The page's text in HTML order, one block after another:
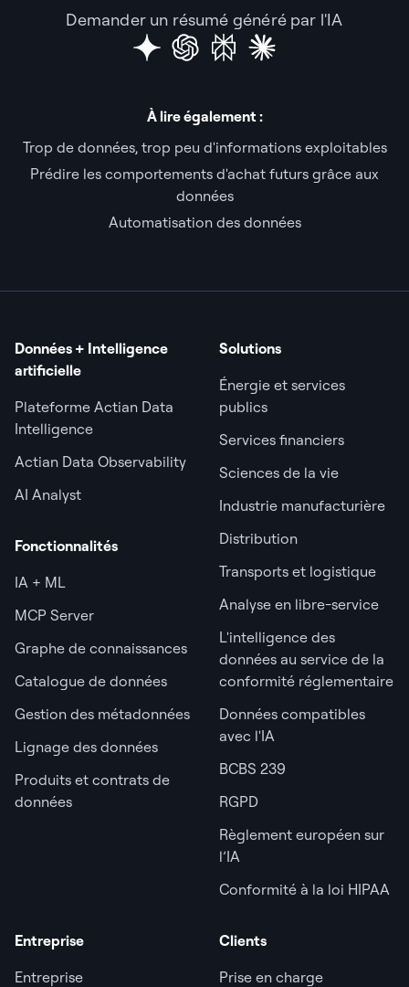
Demander un résumé généré par l'IA
À lire également :
Trop de données, trop peu d'informations exploitables
Prédire les comportements d'achat futurs grâce aux
données
Automatisation des données
Données + Intelligence
artificielle
Plateforme Actian Data
Intelligence
Actian Data Observability
AI Analyst
Fonctionnalités
IA + ML
MCP Server
Graphe de connaissances
Catalogue de données
Gestion des métadonnées
Lignage des données
Produits et contrats de
données
Solutions
Énergie et services
publics
Services financiers
Sciences de la vie
Industrie manufacturière
Distribution
Transports et logistique
Analyse en libre-service
L'intelligence des
données au service de la
conformité réglementaire
Données compatibles
avec l'IA
BCBS 239
RGPD
Règlement européen sur
l’IA
Conformité à la loi HIPAA
Entreprise
Entreprise
Clients
Prise en charge